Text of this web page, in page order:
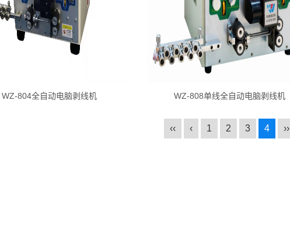
WZ-804全自动电脑剥线机 WZ-808单线全自动电脑剥线机
‹‹ ‹ 1 2 3 4 ››